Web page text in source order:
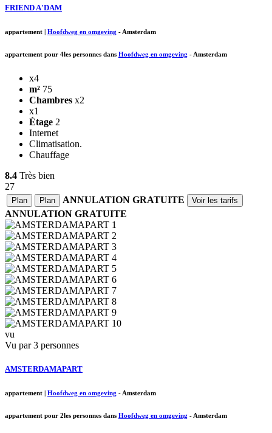
FRIEND A'DAM
appartement | Hoofdweg en omgeving - Amsterdam
appartement pour 4les personnes dans Hoofdweg en omgeving - Amsterdam
x4
m² 75
Chambres x2
x1
Étage 2
Internet
Climatisation.
Chauffage
8.4 Très bien
27
Plan Plan ANNULATION GRATUITE Voir les tarifs
ANNULATION GRATUITE
vu
Vu par 3 personnes
AMSTERDAMAPART
appartement | Hoofdweg en omgeving - Amsterdam
appartement pour 2les personnes dans Hoofdweg en omgeving - Amsterdam